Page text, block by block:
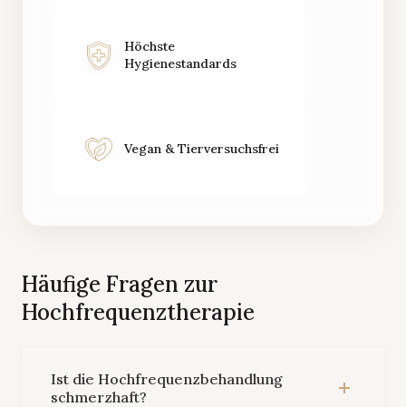
Höchste
Hygienestandards
Vegan & Tierversuchsfrei
Häufige Fragen zur
Hochfrequenztherapie
Ist die Hochfrequenzbehandlung
schmerzhaft?